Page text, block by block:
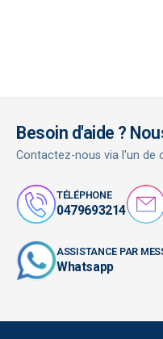
Besoin d'aide ?
Contactez-nous via l'un de
TÉLÉPHONE
0479693214
ASSISTANCE PAR
Whatsapp